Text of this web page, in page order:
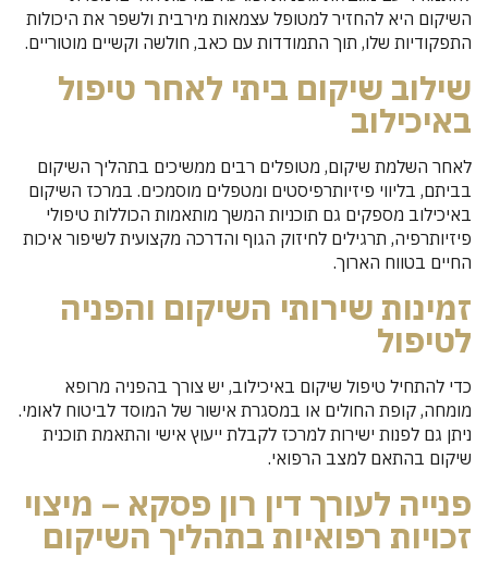
השיקום היא להחזיר למטופל עצמאות מירבית ולשפר את היכולות
התפקודיות שלו, תוך התמודדות עם כאב, חולשה וקשיים מוטוריים.
שילוב שיקום ביתי לאחר טיפול
באיכילוב
לאחר השלמת שיקום, מטופלים רבים ממשיכים בתהליך השיקום
בביתם, בליווי פיזיותרפיסטים ומטפלים מוסמכים. במרכז השיקום
באיכילוב מספקים גם תוכניות המשך מותאמות הכוללות טיפולי
פיזיותרפיה, תרגילים לחיזוק הגוף והדרכה מקצועית לשיפור איכות
החיים בטווח הארוך.
זמינות שירותי השיקום והפניה
לטיפול
כדי להתחיל טיפול שיקום באיכילוב, יש צורך בהפניה מרופא
מומחה, קופת החולים או במסגרת אישור של המוסד לביטוח לאומי.
ניתן גם לפנות ישירות למרכז לקבלת ייעוץ אישי והתאמת תוכנית
שיקום בהתאם למצב הרפואי.
פנייה לעורך דין רון פסקא – מיצוי
זכויות רפואיות בתהליך השיקום